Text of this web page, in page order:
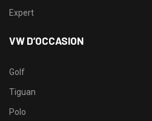
Expert
VW D’OCCASION
Golf
Tiguan
Polo